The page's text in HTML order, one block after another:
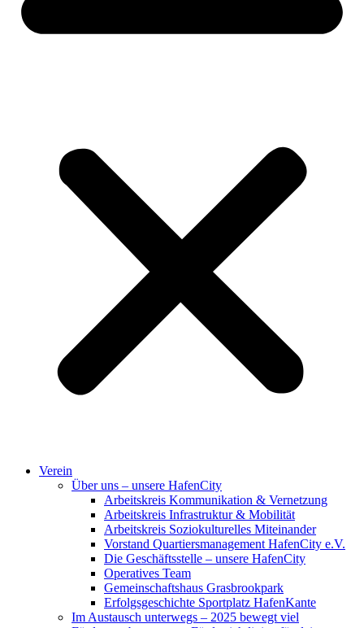
Verein
Über uns – unsere HafenCity
Arbeitskreis Kommunikation & Vernetzung
Arbeitskreis Infrastruktur & Mobilität
Arbeitskreis Soziokulturelles Miteinander
Vorstand Quartiersmanagement HafenCity e.V.
Die Geschäftsstelle – unsere HafenCity
Operatives Team
Gemeinschaftshaus Grasbrookpark
Erfolgsgeschichte Sportplatz HafenKante
Im Austausch unterwegs – 2025 bewegt viel